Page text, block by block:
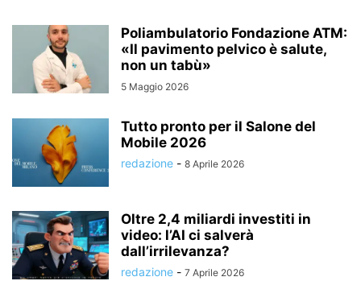
Poliambulatorio Fondazione ATM:
«Il pavimento pelvico è salute,
non un tabù»
5 Maggio 2026
Tutto pronto per il Salone del
Mobile 2026
redazione - 8 Aprile 2026
Oltre 2,4 miliardi investiti in
video: l’AI ci salverà
dall’irrilevanza?
redazione - 7 Aprile 2026